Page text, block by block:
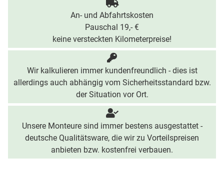
An- und Abfahrtskosten
Pauschal 19,- €
keine versteckten Kilometerpreise!
Wir kalkulieren immer kundenfreundlich - dies ist
allerdings auch abhängig vom Sicherheitsstandard bzw.
der Situation vor Ort.
Unsere Monteure sind immer bestens ausgestattet -
deutsche Qualitätsware, die wir zu Vorteilspreisen
anbieten bzw. kostenfrei verbauen.